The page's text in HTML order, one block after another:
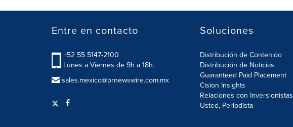
Entre en contacto
+52 55 5147-2100
Lunes a Viernes de 9h a 18h.
sales.mexico@prnewswire.com.mx
Soluciones
Distribución de Contenido
Distribución de Noticias
Guaranteed Paid Placement
Cision Insights
Relaciones con Inversionistas
Usted, Periodista